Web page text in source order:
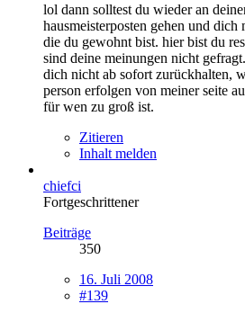
lol dann solltest du wieder an
hausmeisterposten gehen und dich
die du gewohnt bist. hier bist du
sind deine meinungen nicht
dich nicht ab sofort zurückhalten,
person erfolgen von meiner seite
für wen zu groß ist.
Zitieren
Inhalt melden
chiefci
Fortgeschrittener
Beiträge
350
16. Juli 2008
#139